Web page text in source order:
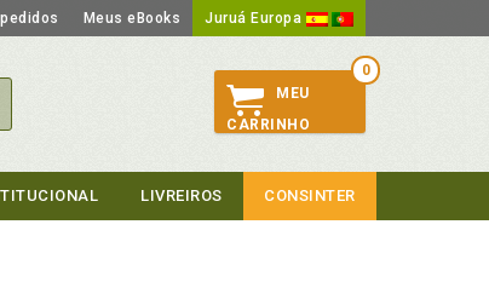
Meus eBooks Juruá Europa
0
MEU
CARRINHO
LIVREIROS CONSINTER